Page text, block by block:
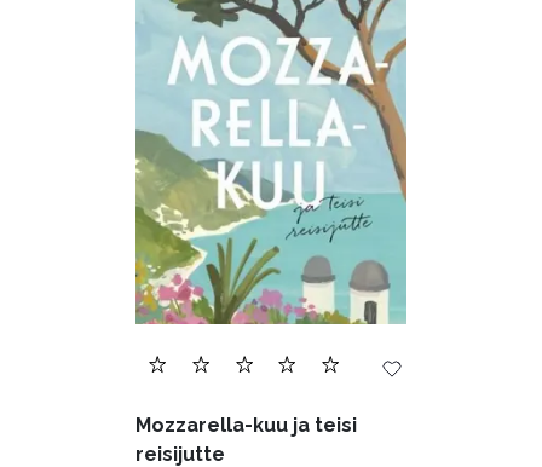
Majandus (34)
Perioodika (15)
Psühholoogia (186)
Rahandus (46)
Religioon (107)
Siseturvalisus (34)
Sport (52)
Tehnika (6)
Telekommunikatsioon (9)
Vabakasutus (423)
Õigus (22)
Mozzarella-kuu ja teisi
reisijutte